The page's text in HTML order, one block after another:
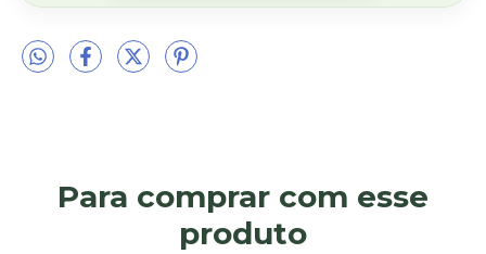
Para comprar com esse
produto